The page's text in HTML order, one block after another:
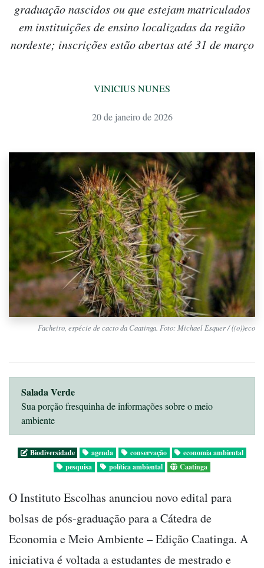
graduação nascidos ou que estejam matriculados
em instituições de ensino localizadas da região
nordeste; inscrições estão abertas até 31 de março
VINICIUS NUNES
20 de janeiro de 2026
Facheiro, espécie de cacto da Caatinga. Foto: Michael Esquer / ((o))eco
Salada Verde
Sua porção fresquinha de informações sobre o meio
ambiente
Biodiversidade agenda conservação
economia ambiental
pesquisa
política ambiental Caatinga
O Instituto Escolhas anunciou novo edital para
bolsas de pós-graduação para a Cátedra de
Economia e Meio Ambiente – Edição Caatinga. A
iniciativa é voltada a estudantes de mestrado e